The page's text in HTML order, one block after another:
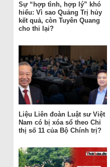
Sự “hợp tình, hợp lý” khó
hiểu: Vì sao Quảng Trị hủy
kết quả, còn Tuyên Quang
cho thi lại?
Liệu Liên đoàn Luật sư Việt
Nam có bị xóa sổ theo Chỉ
thị số 11 của Bộ Chính trị?